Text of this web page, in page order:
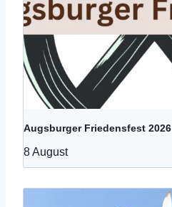
Augsburger Friedensfest 2026
8 August